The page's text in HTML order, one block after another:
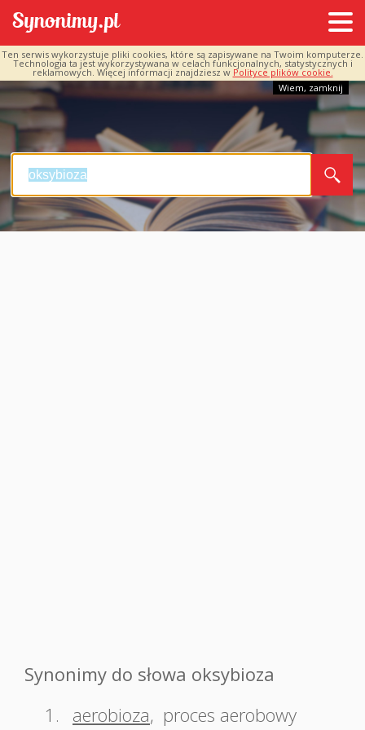
Ten serwis wykorzystuje pliki cookies, które są zapisywane na Twoim komputerze.
Technologia ta jest wykorzystywana w celach funkcjonalnych, statystycznych i
reklamowych. Więcej informacji znajdziesz w Polityce plików cookie.
Wiem, zamknij
Synonimy do słowa oksybioza
1.
aerobioza, proces aerobowy